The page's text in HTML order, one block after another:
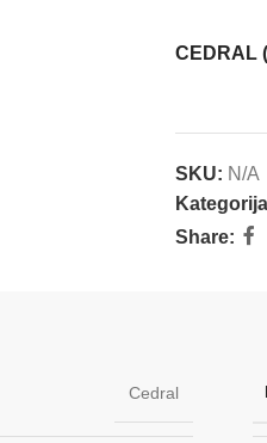
CEDRAL
SKU: N/A
Share:
Cedral